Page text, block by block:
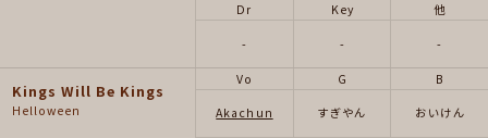
Dr
-
Key
-
他
-
Kings Will Be Kings
Helloween
Vo
Akachun
G
すぎやん
B
おいけん